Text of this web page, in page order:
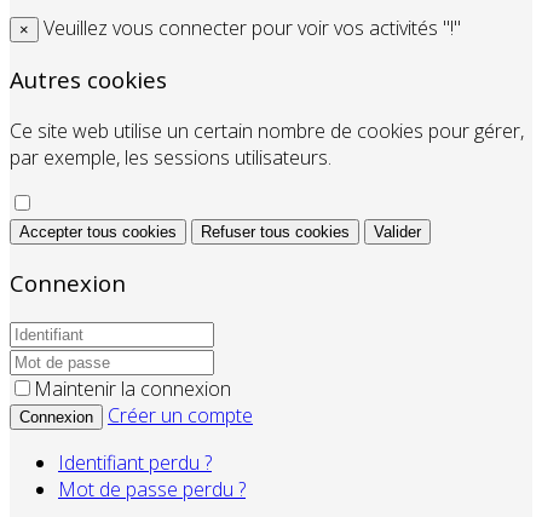
× Veuillez vous connecter pour voir vos activités "!"
Autres cookies
Ce site web utilise un certain nombre de cookies pour gérer,
par exemple, les sessions utilisateurs.
Accepter tous cookies Refuser tous cookies Valider
Connexion
Maintenir la connexion
Connexion
Créer un compte
Identifiant perdu ?
Mot de passe perdu ?